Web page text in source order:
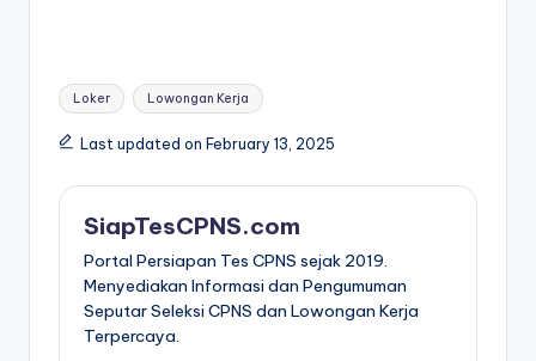
Tags:
Loker Lowongan Kerja
Last updated on February 13, 2025
SiapTesCPNS.com
Portal Persiapan Tes CPNS sejak 2019.
Menyediakan Informasi dan Pengumuman
Seputar Seleksi CPNS dan Lowongan Kerja
Terpercaya.